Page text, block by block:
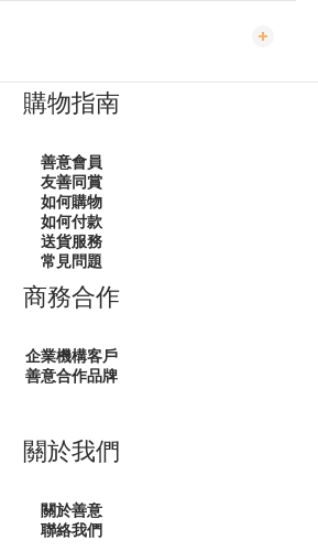
購物指南
善意會員
友善同賞
如何購物
如何付款
送貨服務
常見問題
商務合作
企業機構客戶
善意合作品牌
關於我們
關於善意
聯絡我們